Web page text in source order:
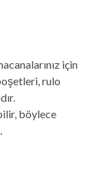
için
rulo
böylece